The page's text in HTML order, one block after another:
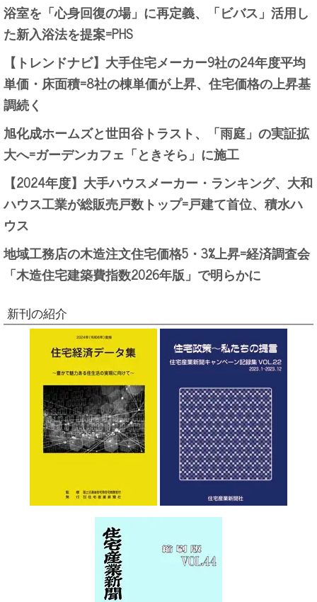
浴室を「心身回復の場」に再定義、「ビバス」活用し
た新入浴法を提案=PHS
【トレンドナビ】大手住宅メーカー9社の24年度平均
単価・床面積=8社の棟単価が上昇、住宅価格の上昇基
調続く
旭化成ホームズと世田谷トラスト、「雨庭」の実証拡
大へ=ガーデンカフェ「ときそら」に施工
【2024年度】大手ハウスメーカー・ランキング、大和
ハウス工業が総販売戸数トップ=戸建て首位、積水ハ
ウス
地域工務店の木造注文住宅価格5・3%上昇=経済調査会
「木造住宅建築費指数2026年版」で明らかに
新刊の紹介